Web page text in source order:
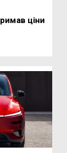
ціни